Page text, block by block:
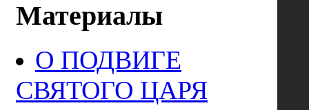
Материалы
О ПОДВИГЕ
СВЯТОГО ЦАРЯ